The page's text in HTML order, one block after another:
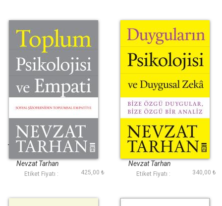
Toplum Psikolojisi
Ve Empati
Nevzat Tarhan
Etiket Fiyatı : 425,00 ₺
Duyguların
Psikolojisi ve
Duygusal Zeka
Nevzat Tarhan
Etiket Fiyatı : 340,00 ₺